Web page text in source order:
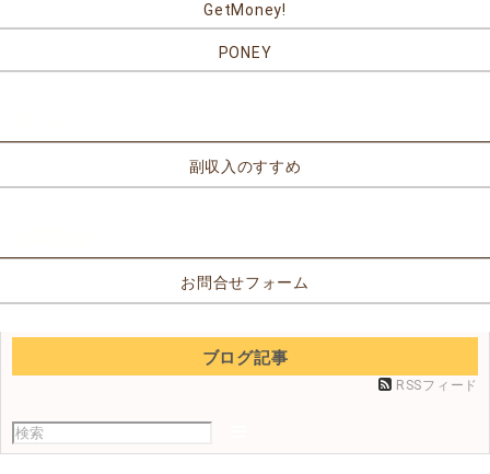
GetMoney!
PONEY
副収入のすすめ
お問合せフォーム
ブログ記事
RSSフィード